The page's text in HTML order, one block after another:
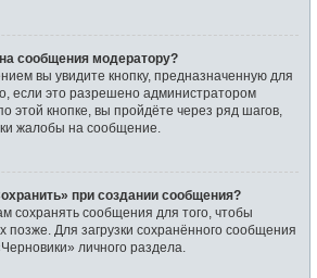
сообщения модератору?
вы увидите кнопку, предназначенную для
если это разрешено администратором
этой кнопке, вы пройдёте через ряд шагов,
жалобы на сообщение.
при создании сообщения?
сохранять сообщения для того, чтобы
позже. Для загрузки сохранённого сообщения
личного раздела.